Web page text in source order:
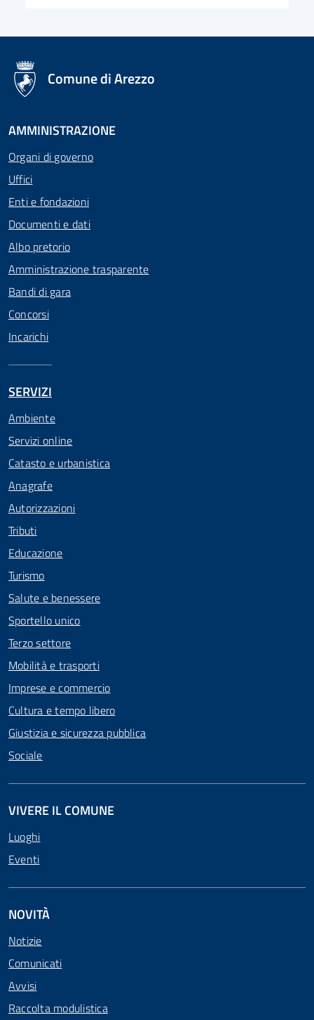
logo Unione Europea
Comune di Arezzo
AMMINISTRAZIONE
Organi di governo
Uffici
Enti e fondazioni
Documenti e dati
Albo pretorio
Amministrazione trasparente
Bandi di gara
Concorsi
Incarichi
SERVIZI
Ambiente
Servizi online
Catasto e urbanistica
Anagrafe
Autorizzazioni
Tributi
Educazione
Turismo
Salute e benessere
Sportello unico
Terzo settore
Mobilità e trasporti
Imprese e commercio
Cultura e tempo libero
Giustizia e sicurezza pubblica
Sociale
VIVERE IL COMUNE
Luoghi
Eventi
NOVITÀ
Notizie
Comunicati
Avvisi
Raccolta modulistica